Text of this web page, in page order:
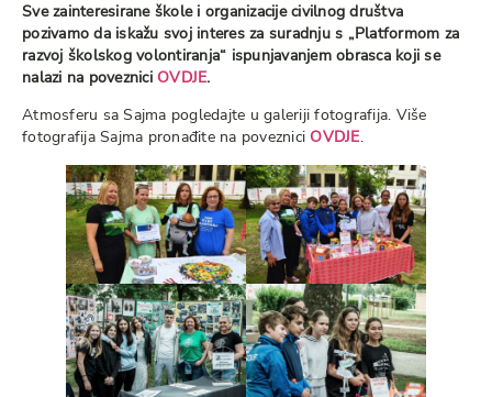
Sve zainteresirane škole i organizacije civilnog društva
pozivamo da iskažu svoj interes za suradnju s „Platformom za
razvoj školskog volontiranja“ ispunjavanjem obrasca koji se
nalazi na poveznici OVDJE.
Atmosferu sa Sajma pogledajte u galeriji fotografija. Više
fotografija Sajma pronađite na povezniciOVDJE.